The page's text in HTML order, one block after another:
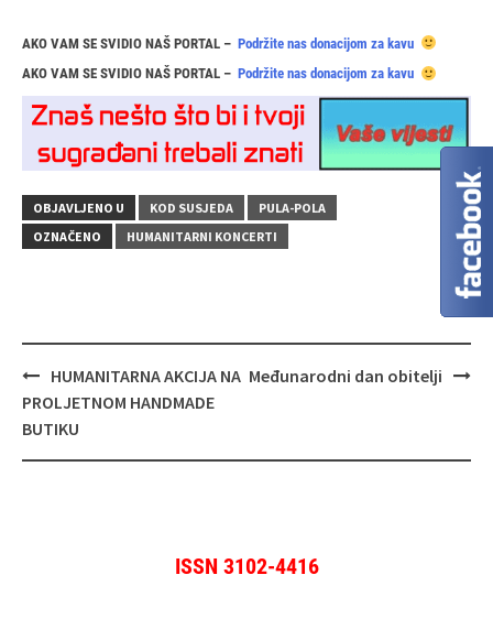
AKO VAM SE SVIDIO NAŠ PORTAL – Podržite nas donacijom za kavu
AKO VAM SE SVIDIO NAŠ PORTAL – Podržite nas donacijom za kavu
OBJAVLJENO U KOD SUSJEDA
PULA-POLA
OZNAČENO
HUMANITARNI KONCERTI
Navigacija
objava
HUMANITARNA AKCIJA NA
PROLJETNOM HANDMADE
BUTIKU
Međunarodni dan obitelji
ISSN 3102-4416